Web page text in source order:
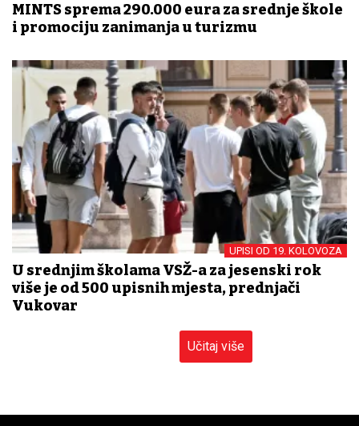
MINTS sprema 290.000 eura za srednje škole
i promociju zanimanja u turizmu
UPISI OD 19. KOLOVOZA
U srednjim školama VSŽ-a za jesenski rok
više je od 500 upisnih mjesta, prednjači
Vukovar
Učitaj više